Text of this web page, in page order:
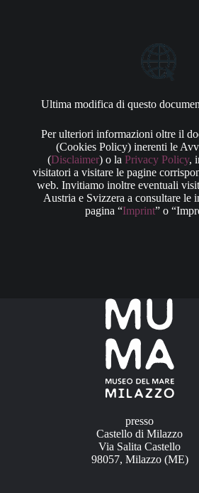
Ultima modifica di questo
Per ulteriori informazioni oltre il
(Cookies Policy) inerenti le
(Disclaimer) o la Privacy Policy,
visitatori a visitare le pagine
web. Invitiamo inoltre eventuali
Austria e Svizzera a consultare le
pagina “Imprint” o
presso
Castello di Milazzo
Via Salita Castello
98057, Milazzo (ME)